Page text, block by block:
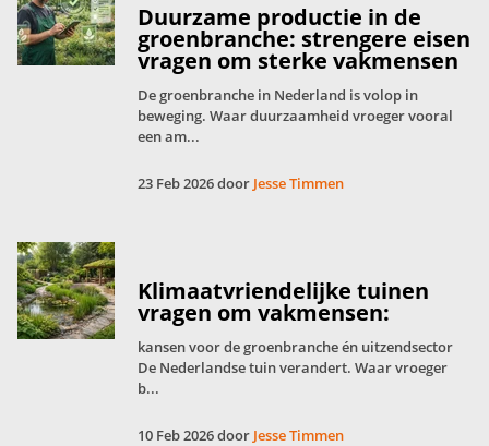
Duurzame productie in de
groenbranche: strengere eisen
vragen om sterke vakmensen
De groenbranche in Nederland is volop in
beweging. Waar duurzaamheid vroeger vooral
een am...
23 Feb 2026 door Jesse Timmen
Klimaatvriendelijke tuinen
vragen om vakmensen:
kansen voor de groenbranche én uitzendsector
De Nederlandse tuin verandert. Waar vroeger
b...
10 Feb 2026 door Jesse Timmen